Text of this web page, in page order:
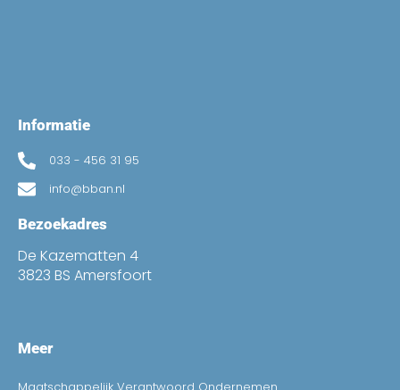
Informatie
033 - 456 31 95
info@bban.nl
Bezoekadres
De Kazematten 4
3823 BS Amersfoort
Meer